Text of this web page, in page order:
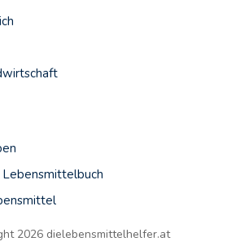
Lebensmittelbuch
2026 dielebensmittelhelfer.at